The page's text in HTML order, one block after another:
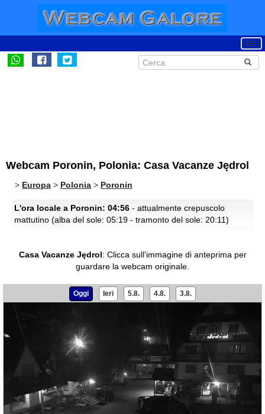
Webcam Poronin, Polonia: Casa Vacanze Jędrol
> Europa > Polonia > Poronin
L'ora locale a Poronin: 04:56 - attualmente crepuscolo
mattutino (alba del sole: 05:19 - tramonto del sole: 20:11)
Casa Vacanze Jędrol: Clicca sull'immagine di anteprima per
guardare la webcam originale.
Oggi Ieri 5.8. 4.8. 3.8.